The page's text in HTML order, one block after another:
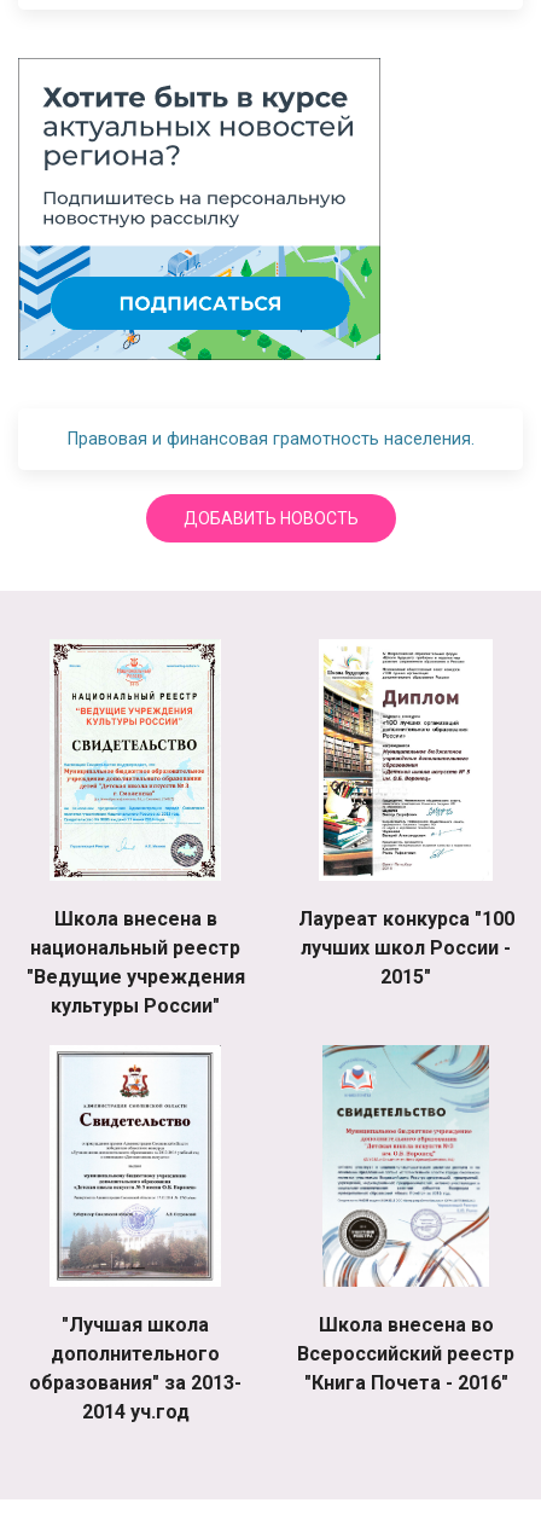
Правовая и финансовая грамотность населения.
ДОБАВИТЬ НОВОСТЬ
Школа внесена в
национальный реестр
"Ведущие учреждения
культуры России"
Лауреат конкурса "100
лучших школ России -
2015"
"Лучшая школа
дополнительного
образования" за 2013-
2014 уч.год
Школа внесена во
Всероссийский реестр
"Книга Почета - 2016"